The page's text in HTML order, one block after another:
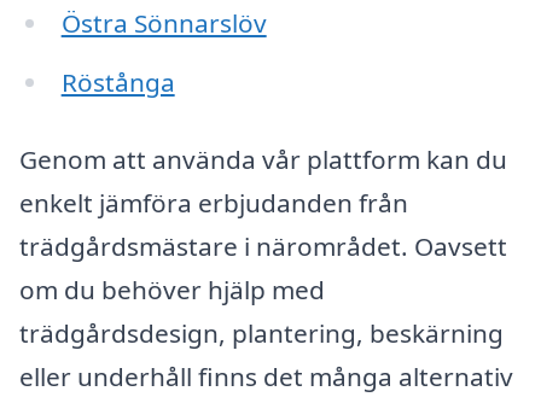
Östra Sönnarslöv
Röstånga
Genom att använda vår plattform kan du
enkelt jämföra erbjudanden från
trädgårdsmästare i närområdet. Oavsett
om du behöver hjälp med
trädgårdsdesign, plantering, beskärning
eller underhåll finns det många alternativ